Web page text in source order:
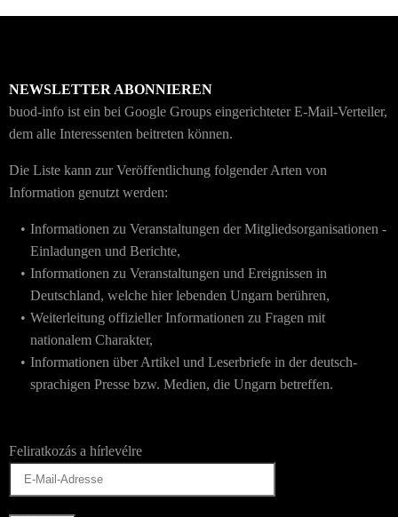
NEWSLETTER ABONNIEREN
buod-info ist ein bei Google Groups eingerichteter E-Mail-Verteiler,
dem alle Interessenten beitreten können.
Die Liste kann zur Veröffentlichung folgender Arten von
Information genutzt werden:
Informationen zu Veranstaltungen der Mitgliedsorganisationen -
Einladungen und Berichte,
Informationen zu Veranstaltungen und Ereignissen in
Deutschland, welche hier lebenden Ungarn berühren,
Weiterleitung offizieller Informationen zu Fragen mit
nationalem Charakter,
Informationen über Artikel und Leserbriefe in der deutsch-
sprachigen Presse bzw. Medien, die Ungarn betreffen.
Feliratkozás a hírlevélre